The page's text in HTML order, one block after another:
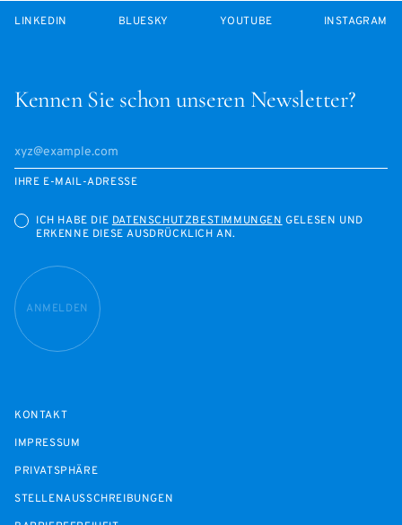
Kennen Sie schon unseren Newsletter?
IHRE E-MAIL-ADRESSE
ICH HABE DIE DATENSCHUTZBESTIMMUNGEN GELESEN UND
ERKENNE DIESE AUSDRÜCKLICH AN.
ANMELDEN
LINKEDIN BLUESKY YOUTUBE INSTAGRAM
KONTAKT
IMPRESSUM
PRIVATSPHÄRE
STELLENAUSSCHREIBUNGEN